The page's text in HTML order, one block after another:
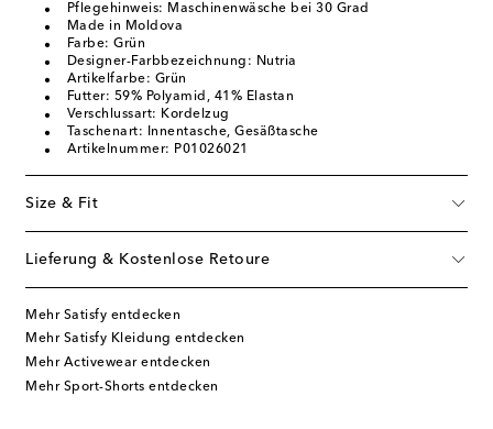
Pflegehinweis: Maschinenwäsche bei 30 Grad
Made in Moldova
Farbe: Grün
Designer-Farbbezeichnung: Nutria
Artikelfarbe: Grün
Futter: 59% Polyamid, 41% Elastan
Verschlussart: Kordelzug
Taschenart: Innentasche, Gesäßtasche
Artikelnummer: P01026021
Size & Fit
Lieferung & Kostenlose Retoure
Mehr Satisfy entdecken
Mehr Satisfy Kleidung entdecken
Mehr Activewear entdecken
Mehr Sport-Shorts entdecken